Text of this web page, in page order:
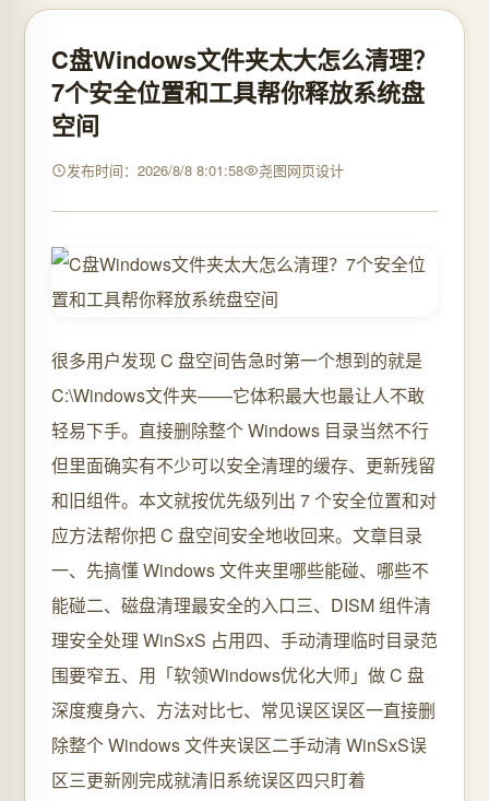
C盘Windows文件夹太大怎么清理？
7个安全位置和工具帮你释放系统盘
空间
发布时间：2026/8/8 8:01:58 尧图网页设计
很多用户发现 C 盘空间告急时第一个想到的就是
C:\Windows文件夹——它体积最大也最让人不敢
轻易下手。直接删除整个 Windows 目录当然不行
但里面确实有不少可以安全清理的缓存、更新残留
和旧组件。本文就按优先级列出 7 个安全位置和对
应方法帮你把 C 盘空间安全地收回来。文章目录
一、先搞懂 Windows 文件夹里哪些能碰、哪些不
能碰二、磁盘清理最安全的入口三、DISM 组件清
理安全处理 WinSxS 占用四、手动清理临时目录范
围要窄五、用「软领Windows优化大师」做 C 盘
深度瘦身六、方法对比七、常见误区误区一直接删
除整个 Windows 文件夹误区二手动清 WinSxS误
区三更新刚完成就清旧系统误区四只盯着